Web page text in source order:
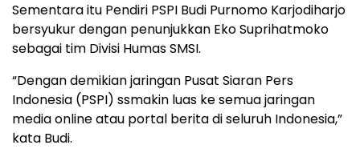
Sementara itu Pendiri PSPI Budi Purnomo Karjodiharjo
bersyukur dengan penunjukkan Eko Suprihatmoko
sebagai tim Divisi Humas SMSI.
“Dengan demikian jaringan Pusat Siaran Pers
Indonesia (PSPI) ssmakin luas ke semua jaringan
media online atau portal berita di seluruh Indonesia,”
kata Budi.